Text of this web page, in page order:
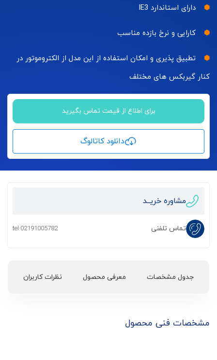
دارای استاندارد IE3
کارایی و نرخ بازده مناسب
تطبیق پذیری و امکان استفاده از این مدل از الکتروموتور در
کنار گیربکس های مختلف
برای اطلاع از قیمت تماس بگیرید
دانلود کاتالوگ
مشاوره خریــد
تماس تلفنی tel:02191005782
جدول مشخصات معرفی محصول نظرات کاربران
مشخصات فنی محصول